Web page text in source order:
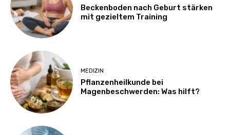
Beckenboden nach Geburt stärken
mit gezieltem Training
MEDIZIN
Pflanzenheilkunde bei
Magenbeschwerden: Was hilft?